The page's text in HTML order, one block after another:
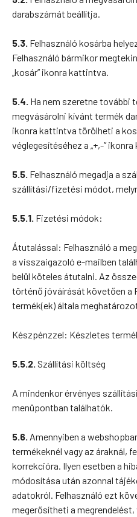
darabszámát beállítja.
5.3. Felhasználó kosárba
Felhasználó bármikor
„kosár” ikonra kattintva.
5.4. Ha nem szeretne további
megvásárolni kívánt termék
ikonra kattintva törölheti a
véglegesítéséhez a „+,-”
5.5. Felhasználó megadja a
szállítási/fizetési módot,
5.5.1. Fizetési módok:
Átutalással: Felhasználó a
a visszaigazoló e-mailben
belül köteles átutalni. Az
történő jóváírását követően a
termék(ek) általa
Készpénzzel: Készletes
5.5.2. Szállítási költség
A mindenkor érvényes
menüpontban találhatók.
5.6. Amennyiben a
termékeknél vagy az áraknál,
korrekcióra. Ilyen esetben a
módosítása után azonnal
adatokról. Felhasználó ezt
megerősítheti a